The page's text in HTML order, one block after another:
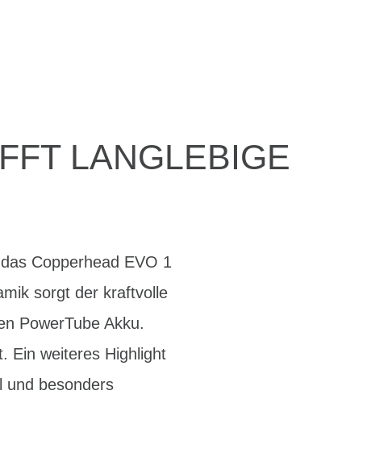
LANGLEBIGE
Copperhead EVO 1
sorgt der kraftvolle
PowerTube Akku.
Ein weiteres Highlight
und besonders